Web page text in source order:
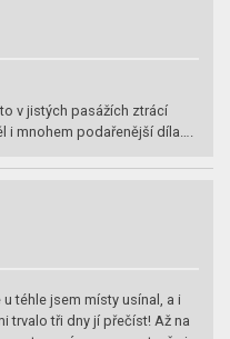
v jistých pasážích ztrácí
i mnohem podařenější díla….
téhle jsem místy usínal, a i
trvalo tři dny jí přečíst! Až na